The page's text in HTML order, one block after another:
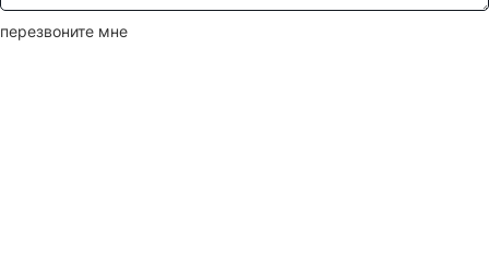
перезвоните мне